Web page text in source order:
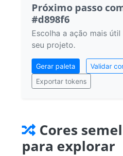
Próximo passo
#d898f6
Escolha a ação mais
seu projeto.
Gerar paleta
Validar
Exportar tokens
Cores
para explorar